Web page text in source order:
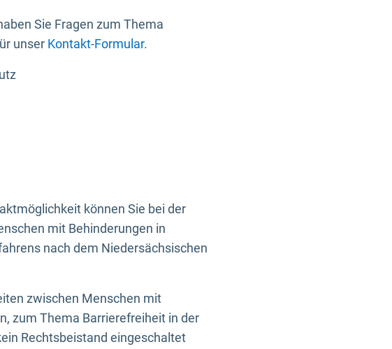
Sie Fragen zum Thema
unser Kontakt-Formular.
können Sie bei der
mit Behinderungen in
nach dem Niedersächsischen
zwischen Menschen mit
zum Thema Barrierefreiheit in der
Rechtsbeistand eingeschaltet